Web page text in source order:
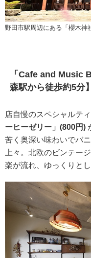
野田市駅周辺にある「櫻木神
「Cafe and Music
森駅から徒歩約5分】
店自慢のスペシャルテ
ーヒーゼリー」(800円)
苦く奥深い味わいでバ
上々。北欧のビンテー
楽が流れ、ゆっくりと